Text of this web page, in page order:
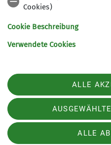
77654 Offenburg
Telefon +497819709190
Datenschutz
Cookies)
Cookie Beschreibung
Verwendete Cookies
ALLE
ALLE